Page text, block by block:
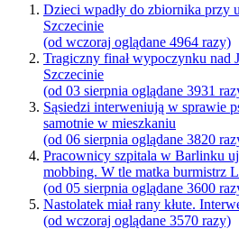
Dzieci wpadły do zbiornika przy
Szczecinie
(od wczoraj oglądane 4964 razy)
Tragiczny finał wypoczynku nad
Szczecinie
(od 03 sierpnia oglądane 3931
Sąsiedzi interweniują w sprawie
samotnie w mieszkaniu
(od 06 sierpnia oglądane 3820
Pracownicy szpitala w Barlinku
mobbing. W tle matka burmistrz
(od 05 sierpnia oglądane 3600
Nastolatek miał rany kłute.
(od wczoraj oglądane 3570 razy)